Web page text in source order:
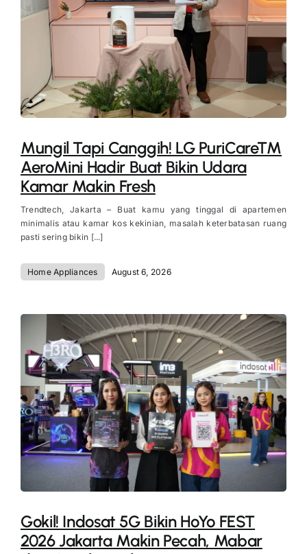
Mungil Tapi Canggih! LG PuriCare™
AeroMini Hadir Buat Bikin Udara
Kamar Makin Fresh
Trendtech, Jakarta – Buat kamu yang tinggal di apartemen
minimalis atau kamar kos kekinian, masalah keterbatasan ruang
pasti sering bikin [...]
Home Appliances August 6, 2026
Gokil! Indosat 5G Bikin HoYo FEST
2026 Jakarta Makin Pecah, Mabar